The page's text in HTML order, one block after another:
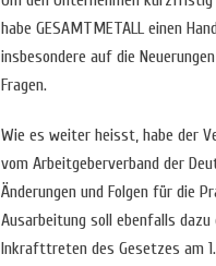
habe GESAMTMETALL einen
insbesondere auf die
Fragen.
Wie es weiter heisst, habe der
vom Arbeitgeberverband der
Änderungen und Folgen für die
Ausarbeitung soll ebenfalls
Inkrafttreten des Gesetzes am